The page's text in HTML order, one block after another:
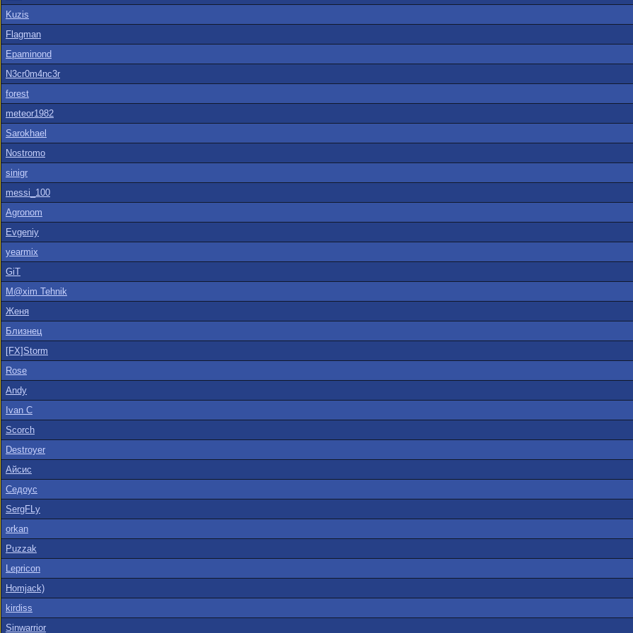
Kuzis
Flagman
Epaminond
N3cr0m4nc3r
forest
meteor1982
Sarokhael
Nostromo
sinigr
messi_100
Agronom
Evgeniy
yearmix
GiT
M@xim Tehnik
Женя
Близнец
[FX]Storm
Rose
Andy
Ivan C
Scorch
Destroyer
Айсис
Седоус
SergFLy
orkan
Puzzak
Lepricon
Homjack)
kirdiss
Sinwarrior